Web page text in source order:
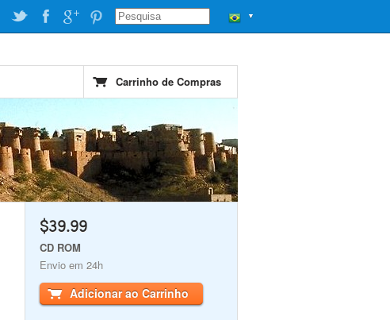
▼
Carrinho de Compras
$39.99
CD ROM
Envio em 24h
Adicionar ao Carrinho